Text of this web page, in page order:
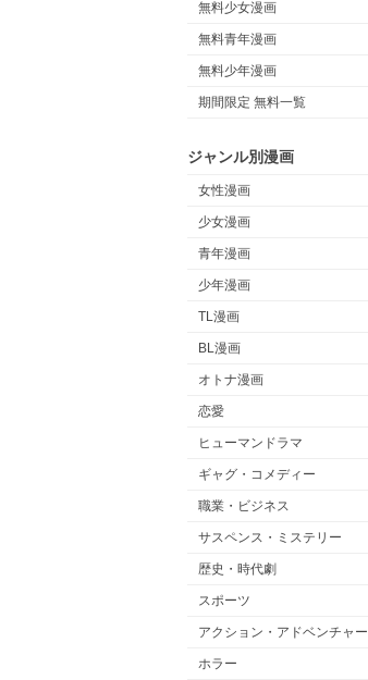
無料少女漫画
無料青年漫画
無料少年漫画
期間限定 無料一覧
ジャンル別漫画
女性漫画
少女漫画
青年漫画
少年漫画
TL漫画
BL漫画
オトナ漫画
恋愛
ヒューマンドラマ
ギャグ・コメディー
職業・ビジネス
サスペンス・ミステリー
歴史・時代劇
スポーツ
アクション・アドベンチャー
ホラー